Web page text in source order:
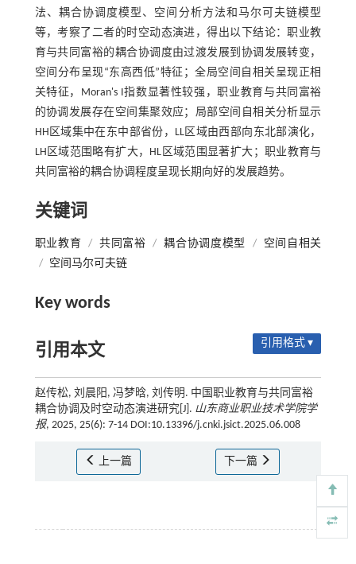
法、耦合协调度模型、空间分析方法和马尔可夫链模型
等，考察了二者的时空动态演进，得出以下结论：职业教
育与共同富裕的耦合协调度由过渡发展到协调发展转变，
空间分布呈现“东高西低”特征；全局空间自相关呈现正相
关特征，Moran's I指数显著性较强，职业教育与共同富裕
的协调发展存在空间集聚效应；局部空间自相关分析显示
HH区域集中在东中部省份，LL区域由西部向东北部演化，
LH区域范围略有扩大，HL区域范围显著扩大；职业教育与
共同富裕的耦合协调程度呈现长期向好的发展趋势。
关键词
职业教育 / 共同富裕 / 耦合协调度模型 /
空间自相关
/
空间马尔可夫链
Key words
引用本文 引用格式 ▾
赵传松, 刘晨阳, 冯梦晗, 刘传明. 中国职业教育与共同富裕
耦合协调及时空动态演进研究[J]. 山东商业职业技术学院学
报, 2025, 25(6): 7-14 DOI:10.13396/j.cnki.jsict.2025.06.008
上一篇 下一篇